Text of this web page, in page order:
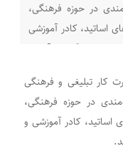
در حوزه فرهنگی،
اساتید، کادر آموزشی
به گزارش آفتاب
علوم پزشکی گیلان
کار تبلیغی و فرهنگی
در حوزه فرهنگی،
کادر آموزشی و